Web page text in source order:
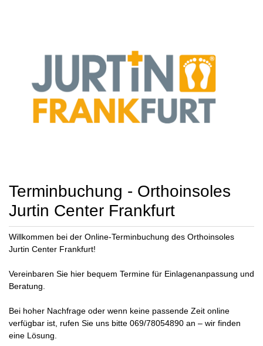
Terminbuchung - Orthoinsoles
Jurtin Center Frankfurt
Willkommen bei der Online-Terminbuchung des Orthoinsoles
Jurtin Center Frankfurt!
Vereinbaren Sie hier bequem Termine für Einlagenanpassung und
Beratung.
Bei hoher Nachfrage oder wenn keine passende Zeit online
verfügbar ist, rufen Sie uns bitte 069/78054890 an – wir finden
eine Lösung.